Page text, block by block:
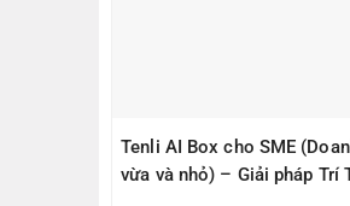
Tenli AI Box cho SME
vừa và nhỏ) – Giải pháp Trí